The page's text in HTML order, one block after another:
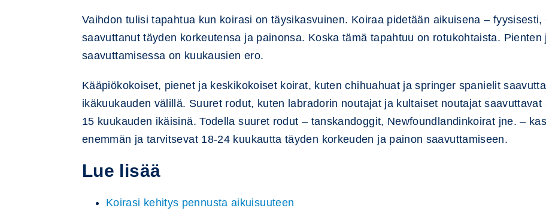
Vaihdon tulisi tapahtua kun koirasi on täysikasvuinen. Koiraa pidetään aikuisena –
saavuttanut täyden korkeutensa ja painonsa. Koska tämä tapahtuu on rotukohtaista.
saavuttamisessa on kuukausien ero.
Kääpiökokoiset, pienet ja keskikokoiset koirat, kuten chihuahuat ja springer spanielit
ikäkuukauden välillä. Suuret rodut, kuten labradorin noutajat ja kultaiset noutajat
15 kuukauden ikäisinä. Todella suuret rodut – tanskandoggit, Newfoundlandinkoirat jne. –
enemmän ja tarvitsevat 18-24 kuukautta täyden korkeuden ja painon saavuttamiseen.
Lue lisää
Koirasi kehitys pennusta aikuisuuteen